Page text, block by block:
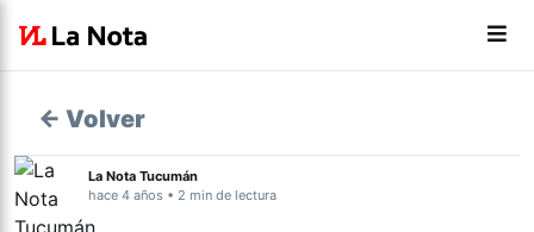
← Volver
La Nota Tucumán
hace 4 años • 2 min de lectura